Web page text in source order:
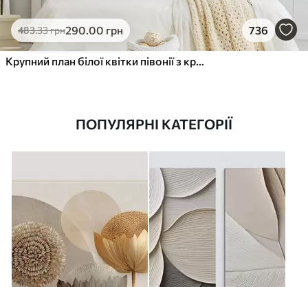
483.33грн290.00 грн 736
Крупний план білої квітки півонії з крапельками води на пелюстках на розмитому фоні
ПОПУЛЯРНІ КАТЕГОРІЇ